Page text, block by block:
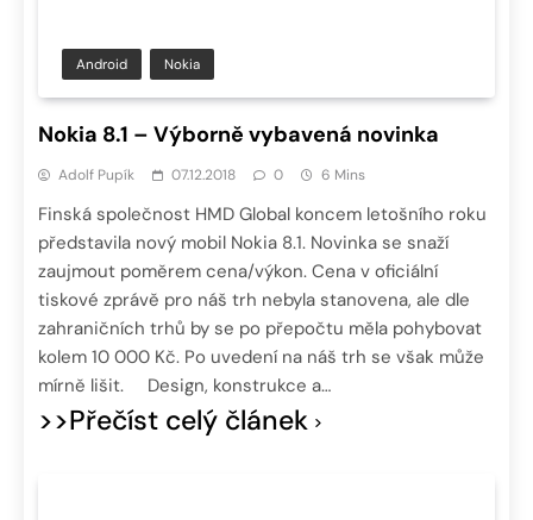
Android Nokia
Nokia 8.1 – Výborně vybavená novinka
Adolf Pupík 07.12.2018 0 6 Mins
Finská společnost HMD Global koncem letošního roku
představila nový mobil Nokia 8.1. Novinka se snaží
zaujmout poměrem cena/výkon. Cena v oficiální
tiskové zprávě pro náš trh nebyla stanovena, ale dle
zahraničních trhů by se po přepočtu měla pohybovat
kolem 10 000 Kč. Po uvedení na náš trh se však může
mírně lišit. Design, konstrukce a…
>>Přečíst celý článek